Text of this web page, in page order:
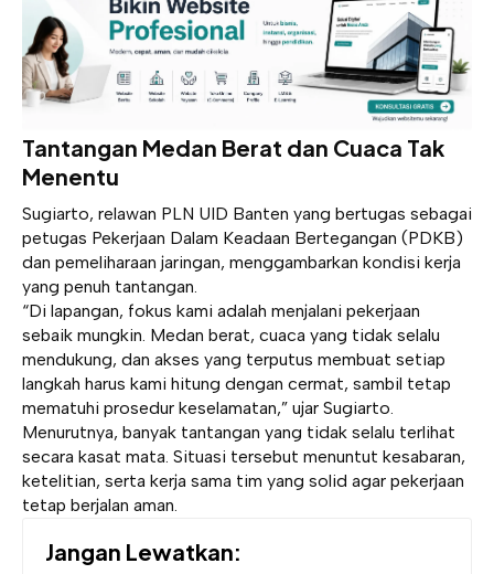
Tantangan Medan Berat dan Cuaca Tak
Menentu
Sugiarto, relawan PLN UID Banten yang bertugas sebagai
petugas Pekerjaan Dalam Keadaan Bertegangan (PDKB)
dan pemeliharaan jaringan, menggambarkan kondisi kerja
yang penuh tantangan.
“Di lapangan, fokus kami adalah menjalani pekerjaan
sebaik mungkin. Medan berat, cuaca yang tidak selalu
mendukung, dan akses yang terputus membuat setiap
langkah harus kami hitung dengan cermat, sambil tetap
mematuhi prosedur keselamatan,” ujar Sugiarto.
Menurutnya, banyak tantangan yang tidak selalu terlihat
secara kasat mata. Situasi tersebut menuntut kesabaran,
ketelitian, serta kerja sama tim yang solid agar pekerjaan
tetap berjalan aman.
Jangan Lewatkan: